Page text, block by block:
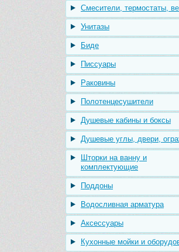
Смесители, термостаты,
Унитазы
Биде
Писсуары
Раковины
Полотенцесушители
Душевые кабины и боксы
Душевые углы, двери,
Шторки на ванну и
комплектующие
Поддоны
Водосливная арматура
Аксессуары
Кухонные мойки и